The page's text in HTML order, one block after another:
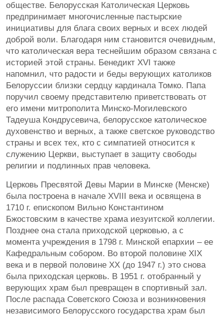
обществе. Белорусская Католическая Церковь
предпринимает многочисленные пастырские
инициативы для блага своих верных и всех людей
доброй воли. Благодаря ним становится очевидным,
что католическая вера теснейшим образом связана с
историей этой страны. Бенедикт XVI также
напомнил, что радости и беды верующих католиков
Белоруссии близки сердцу кардинала Томко. Папа
поручил своему представителю приветствовать от
его имени митрополита Минско-Могилевского
Тадеуша Кондрусевича, белорусское католическое
духовенство и верных, а также светское руководство
страны и всех тех, кто с симпатией относится к
служению Церкви, выступает в защиту свободы
религии и подлинных прав человека.
Церковь Пресвятой Девы Марии в Минске (Менске)
была построена в начале XVIII века и освящена в
1710 г. епископом Вильно Константином
Бжостовским в качестве храма иезуитской коллегии.
Позднее она стала приходской церковью, а с
момента учреждения в 1798 г. Минской епархии – ее
Кафедральным собором. Во второй половине XIX
века и в первой половине XX (до 1947 г.) это снова
была приходская церковь. В 1951 г. отобранный у
верующих храм был превращен в спортивный зал.
После распада Советского Союза и возникновения
независимого Белорусского государства храм был